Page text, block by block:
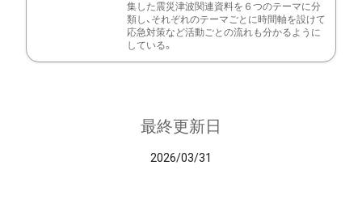
集した震災津波関連資料を６つのテーマに分
類し、それぞれのテーマごとに時間軸を設けて
応急対策など活動ごとの流れも分かるように
している。
最終更新日
2026/03/31